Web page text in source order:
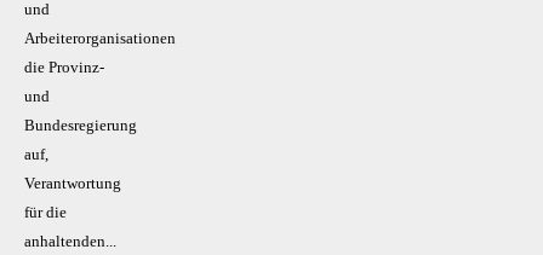
und
Arbeiterorganisationen
die Provinz-
und
Bundesregierung
auf,
Verantwortung
für die
anhaltenden...